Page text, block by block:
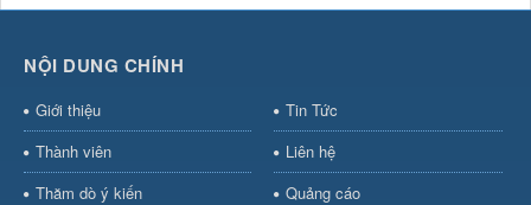
NỘI DUNG CHÍNH
Giới thiệu
Tin Tức
Thành viên
Liên hệ
Thăm dò ý kiến
Quảng cáo